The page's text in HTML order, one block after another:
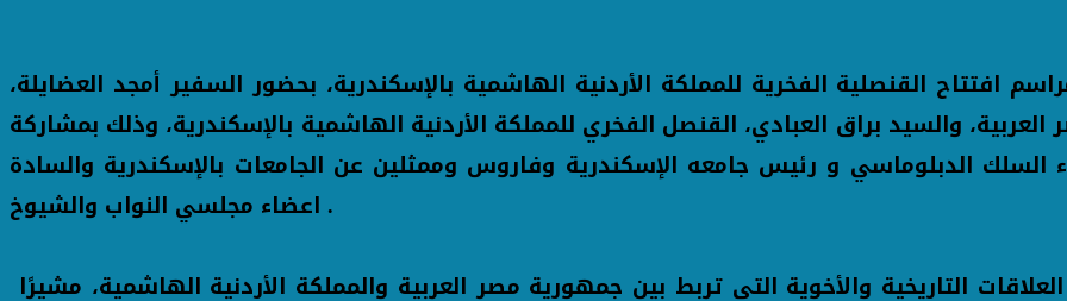
القنصلية الفخرية للمملكة الأردنية الهاشمية بالإسكندرية، بحضور السفير أمجد العضايلة،
والسيد براق العبادي، القنصل الفخري للمملكة الأردنية الهاشمية بالإسكندرية، وذلك بمشاركة
الدبلوماسي و رئيس جامعه الإسكندرية وفاروس وممثلين عن الجامعات بالإسكندرية والسادة
اعضاء مجلسي النواب والشيوخ .